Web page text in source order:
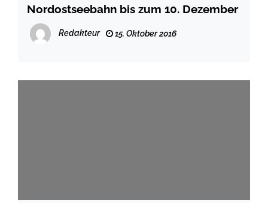
Nordostseebahn bis zum 10. Dezember
Redakteur 15. Oktober 2016